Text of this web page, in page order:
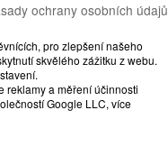
ochrany osobních údajů
pro zlepšení našeho
skvělého zážitku z webu.
reklamy a měření účinnosti
Google LLC, více